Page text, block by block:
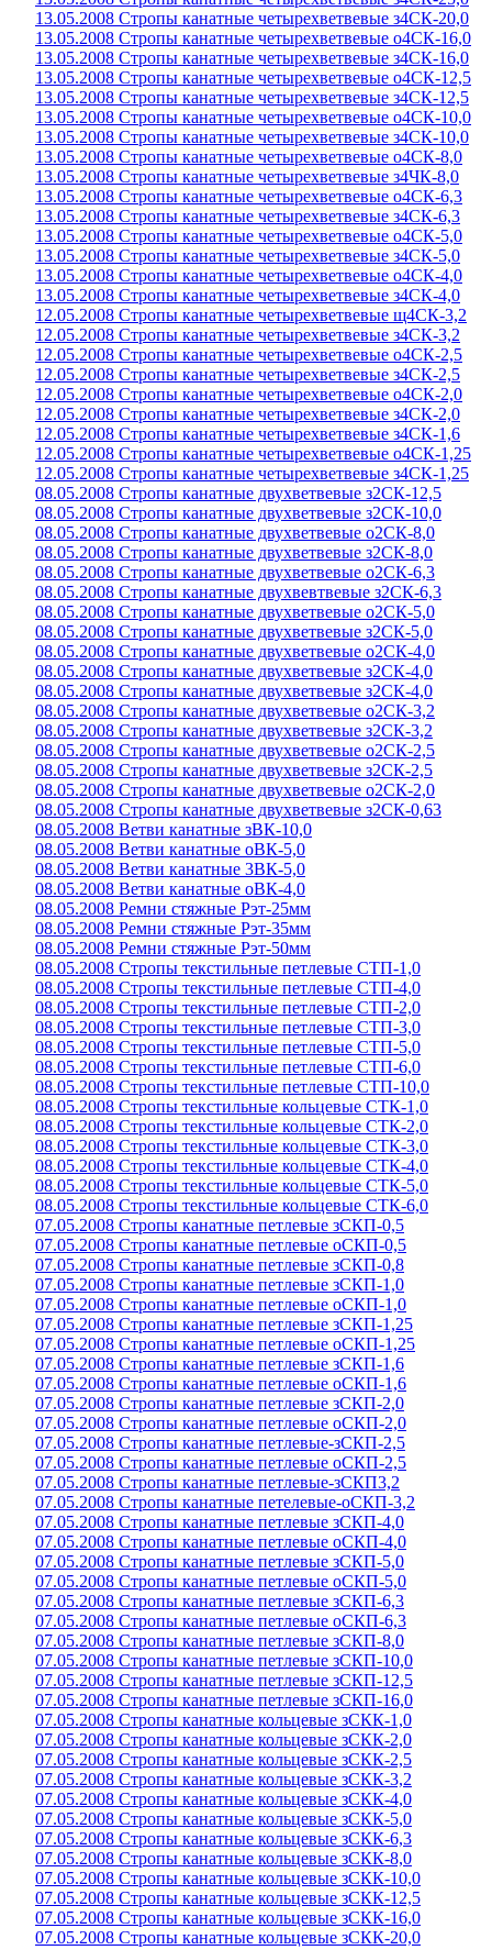
13.05.2008 Стропы канатные четырехветвевые з4СК-20,0
13.05.2008 Стропы канатные четырехветвевые о4СК-16,0
13.05.2008 Стропы канатные четырехветвевые з4СК-16,0
13.05.2008 Стропы канатные четырехветвевые о4СК-12,5
13.05.2008 Стропы канатные четырехветвевые з4СК-12,5
13.05.2008 Стропы канатные четырехветвевые о4СК-10,0
13.05.2008 Стропы канатные четырехветвевые з4СК-10,0
13.05.2008 Стропы канатные четырехветвевые о4СК-8,0
13.05.2008 Стропы канатные четырехветвевые з4ЧК-8,0
13.05.2008 Стропы канатные четырехветвевые о4СК-6,3
13.05.2008 Стропы канатные четырехветвевые з4СК-6,3
13.05.2008 Стропы канатные четырехветвевые о4СК-5,0
13.05.2008 Стропы канатные четырехветвевые з4СК-5,0
13.05.2008 Стропы канатные четырехветвевые о4СК-4,0
13.05.2008 Стропы канатные четырехветвевые з4СК-4,0
12.05.2008 Стропы канатные четырехветвевые щ4СК-3,2
12.05.2008 Стропы канатные четырехветвевые з4СК-3,2
12.05.2008 Стропы канатные четырехветвевые о4СК-2,5
12.05.2008 Стропы канатные четырехветвевые з4СК-2,5
12.05.2008 Стропы канатные четырехветвевые о4СК-2,0
12.05.2008 Стропы канатные четырехветвевые з4СК-2,0
12.05.2008 Стропы канатные четырехветвевые з4СК-1,6
12.05.2008 Стропы канатные четырехветвевые о4СК-1,25
12.05.2008 Стропы канатные четырехветвевые з4СК-1,25
08.05.2008 Стропы канатные двухветвевые з2СК-12,5
08.05.2008 Стропы канатные двухветвевые з2СК-10,0
08.05.2008 Стропы канатные двухветвевые о2СК-8,0
08.05.2008 Стропы канатные двухветвевые з2СК-8,0
08.05.2008 Стропы канатные двухветвевые о2СК-6,3
08.05.2008 Стропы канатные двухвевтвевые з2СК-6,3
08.05.2008 Стропы канатные двухветвевые о2СК-5,0
08.05.2008 Стропы канатные двухветвевые з2СК-5,0
08.05.2008 Стропы канатные двухветвевые о2СК-4,0
08.05.2008 Стропы канатные двухветвевые з2СК-4,0
08.05.2008 Стропы канатные двухветвевые з2СК-4,0
08.05.2008 Стропы канатные двухветвевые о2СК-3,2
08.05.2008 Стропы канатные двухветвевые з2СК-3,2
08.05.2008 Стропы канатные двухветвевые о2СК-2,5
08.05.2008 Стропы канатные двухветвевые з2СК-2,5
08.05.2008 Стропы канатные двухветвевые о2СК-2,0
08.05.2008 Стропы канатные двухветвевые з2СК-0,63
08.05.2008 Ветви канатные зВК-10,0
08.05.2008 Ветви канатные оВК-5,0
08.05.2008 Ветви канатные 3ВК-5,0
08.05.2008 Ветви канатные оВК-4,0
08.05.2008 Ремни стяжные Рэт-25мм
08.05.2008 Ремни стяжные Рэт-35мм
08.05.2008 Ремни стяжные Рэт-50мм
08.05.2008 Стропы текстильные петлевые СТП-1,0
08.05.2008 Стропы текстильные петлевые СТП-4,0
08.05.2008 Стропы текстильные петлевые СТП-2,0
08.05.2008 Стропы текстильные петлевые СТП-3,0
08.05.2008 Стропы текстильные петлевые СТП-5,0
08.05.2008 Стропы текстильные петлевые СТП-6,0
08.05.2008 Стропы текстильные петлевые СТП-10,0
08.05.2008 Стропы текстильные кольцевые СТК-1,0
08.05.2008 Стропы текстильные кольцевые СТК-2,0
08.05.2008 Стропы текстильные кольцевые СТК-3,0
08.05.2008 Стропы текстильные кольцевые СТК-4,0
08.05.2008 Стропы текстильные кольцевые СТК-5,0
08.05.2008 Стропы текстильные кольцевые СТК-6,0
07.05.2008 Стропы канатные петлевые зСКП-0,5
07.05.2008 Стропы канатные петлевые оСКП-0,5
07.05.2008 Стропы канатные петлевые зСКП-0,8
07.05.2008 Стропы канатные петлевые зСКП-1,0
07.05.2008 Стропы канатные петлевые оСКП-1,0
07.05.2008 Стропы канатные петлевые зСКП-1,25
07.05.2008 Стропы канатные петлевые оСКП-1,25
07.05.2008 Стропы канатные петлевые зСКП-1,6
07.05.2008 Стропы канатные петлевые оСКП-1,6
07.05.2008 Стропы канатные петлевые зСКП-2,0
07.05.2008 Стропы канатные петлевые оСКП-2,0
07.05.2008 Стропы канатные петлевые-зСКП-2,5
07.05.2008 Стропы канатные петлевые оСКП-2,5
07.05.2008 Стропы канатные петлевые-зСКП3,2
07.05.2008 Стропы канатные петелевые-оСКП-3,2
07.05.2008 Стропы канатные петлевые зСКП-4,0
07.05.2008 Стропы канатные петлевые оСКП-4,0
07.05.2008 Стропы канатные петлевые зСКП-5,0
07.05.2008 Стропы канатные петлевые оСКП-5,0
07.05.2008 Стропы канатные петлевые зСКП-6,3
07.05.2008 Стропы канатные петлевые оСКП-6,3
07.05.2008 Стропы канатные петлевые зСКП-8,0
07.05.2008 Стропы канатные петлевые зСКП-10,0
07.05.2008 Стропы канатные петлевые зСКП-12,5
07.05.2008 Стропы канатные петлевые зСКП-16,0
07.05.2008 Стропы канатные кольцевые зСКК-1,0
07.05.2008 Стропы канатные кольцевые зСКК-2,0
07.05.2008 Стропы канатные кольцевые зСКК-2,5
07.05.2008 Стропы канатные кольцевые зСКК-3,2
07.05.2008 Стропы канатные кольцевые зСКК-4,0
07.05.2008 Стропы канатные кольцевые зСКК-5,0
07.05.2008 Стропы канатные кольцевые зСКК-6,3
07.05.2008 Стропы канатные кольцевые зСКК-8,0
07.05.2008 Стропы канатные кольцевые зСКК-10,0
07.05.2008 Стропы канатные кольцевые зСКК-12,5
07.05.2008 Стропы канатные кольцевые зСКК-16,0
07.05.2008 Стропы канатные кольцевые зСКК-20,0